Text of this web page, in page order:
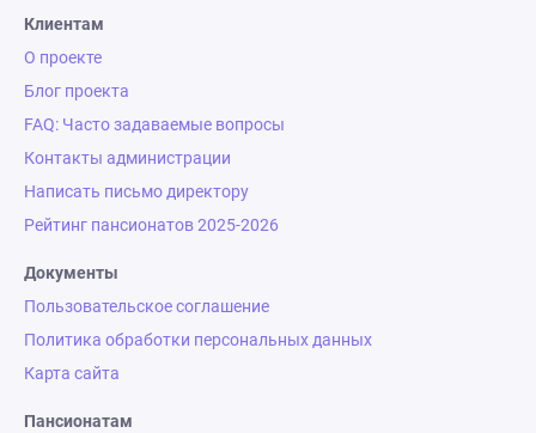
Клиентам
О проекте
Блог проекта
FAQ: Часто задаваемые вопросы
Контакты администрации
Написать письмо директору
Рейтинг пансионатов 2025-2026
Документы
Пользовательское соглашение
Политика обработки персональных данных
Карта сайта
Пансионатам